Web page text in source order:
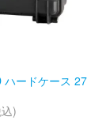
ハードケース 27
)